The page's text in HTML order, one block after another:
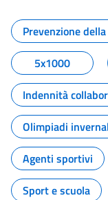
Tutti i
Prevenzione
5x1000
Indennità
Olimpiadi
Agenti sportivi
Sport e scuola